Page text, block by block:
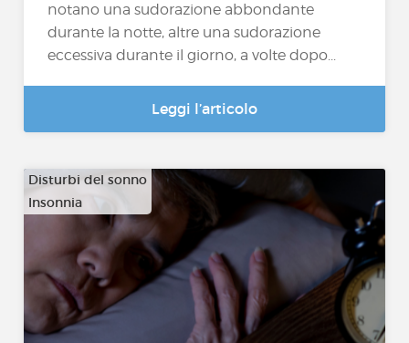
notano una sudorazione abbondante
durante la notte, altre una sudorazione
eccessiva durante il giorno, a volte dopo...
Leggi l’articolo
Disturbi del sonno
Insonnia